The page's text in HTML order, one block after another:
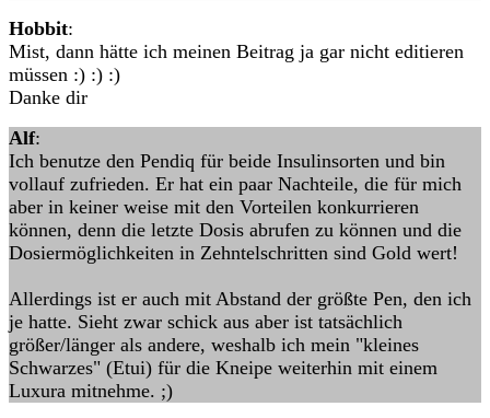
Hobbit:
Mist, dann hätte ich meinen Beitrag ja gar nicht editieren
müssen :) :) :)
Danke dir
Alf:
Ich benutze den Pendiq für beide Insulinsorten und bin
vollauf zufrieden. Er hat ein paar Nachteile, die für mich
aber in keiner weise mit den Vorteilen konkurrieren
können, denn die letzte Dosis abrufen zu können und die
Dosiermöglichkeiten in Zehntelschritten sind Gold wert!
Allerdings ist er auch mit Abstand der größte Pen, den ich
je hatte. Sieht zwar schick aus aber ist tatsächlich
größer/länger als andere, weshalb ich mein "kleines
Schwarzes" (Etui) für die Kneipe weiterhin mit einem
Luxura mitnehme. ;)